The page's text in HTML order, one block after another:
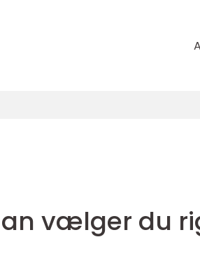
vælger du